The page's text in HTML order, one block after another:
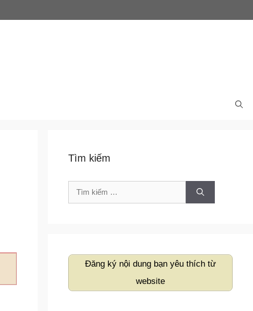
Tìm kiếm
Tìm
Đăng ký nội dung bạn yêu thích từ
website